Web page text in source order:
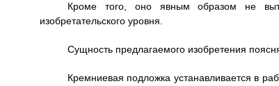
Кроме того, оно явным образом не
изобретательского уровня.
Сущность предлагаемого изобретения
Кремниевая подложка устанавливается в